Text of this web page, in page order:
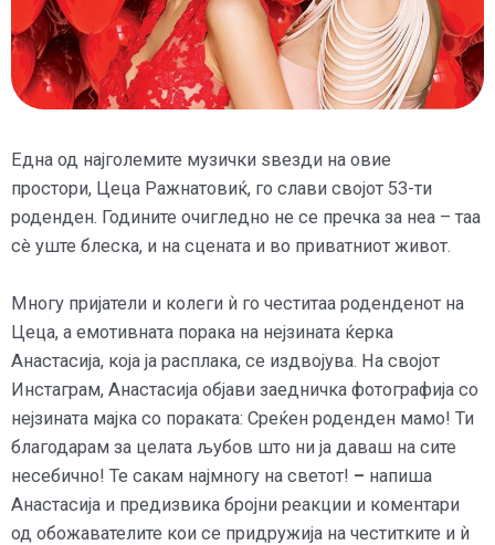
Една од најголемите музички ѕвезди на овие
простори, Цеца Ражнатовиќ, го слави својот 53-ти
роденден. Годините очигледно не се пречка за неа – таа
сè уште блеска, и на сцената и во приватниот живот.
Многу пријатели и колеги ѝ го честитаа роденденот на
Цеца, а емотивната порака на нејзината ќерка
Анастасија, која ја расплака, се издвојува. На својот
Инстаграм, Анастасија објави заедничка фотографија со
нејзината мајка со пораката: Среќен роденден мамо! Ти
благодарам за целата љубов што ни ја даваш на сите
несебично! Те сакам најмногу на светот! – напиша
Анастасија и предизвика бројни реакции и коментари
од обожавателите кои се придружија на честитките и ѝ